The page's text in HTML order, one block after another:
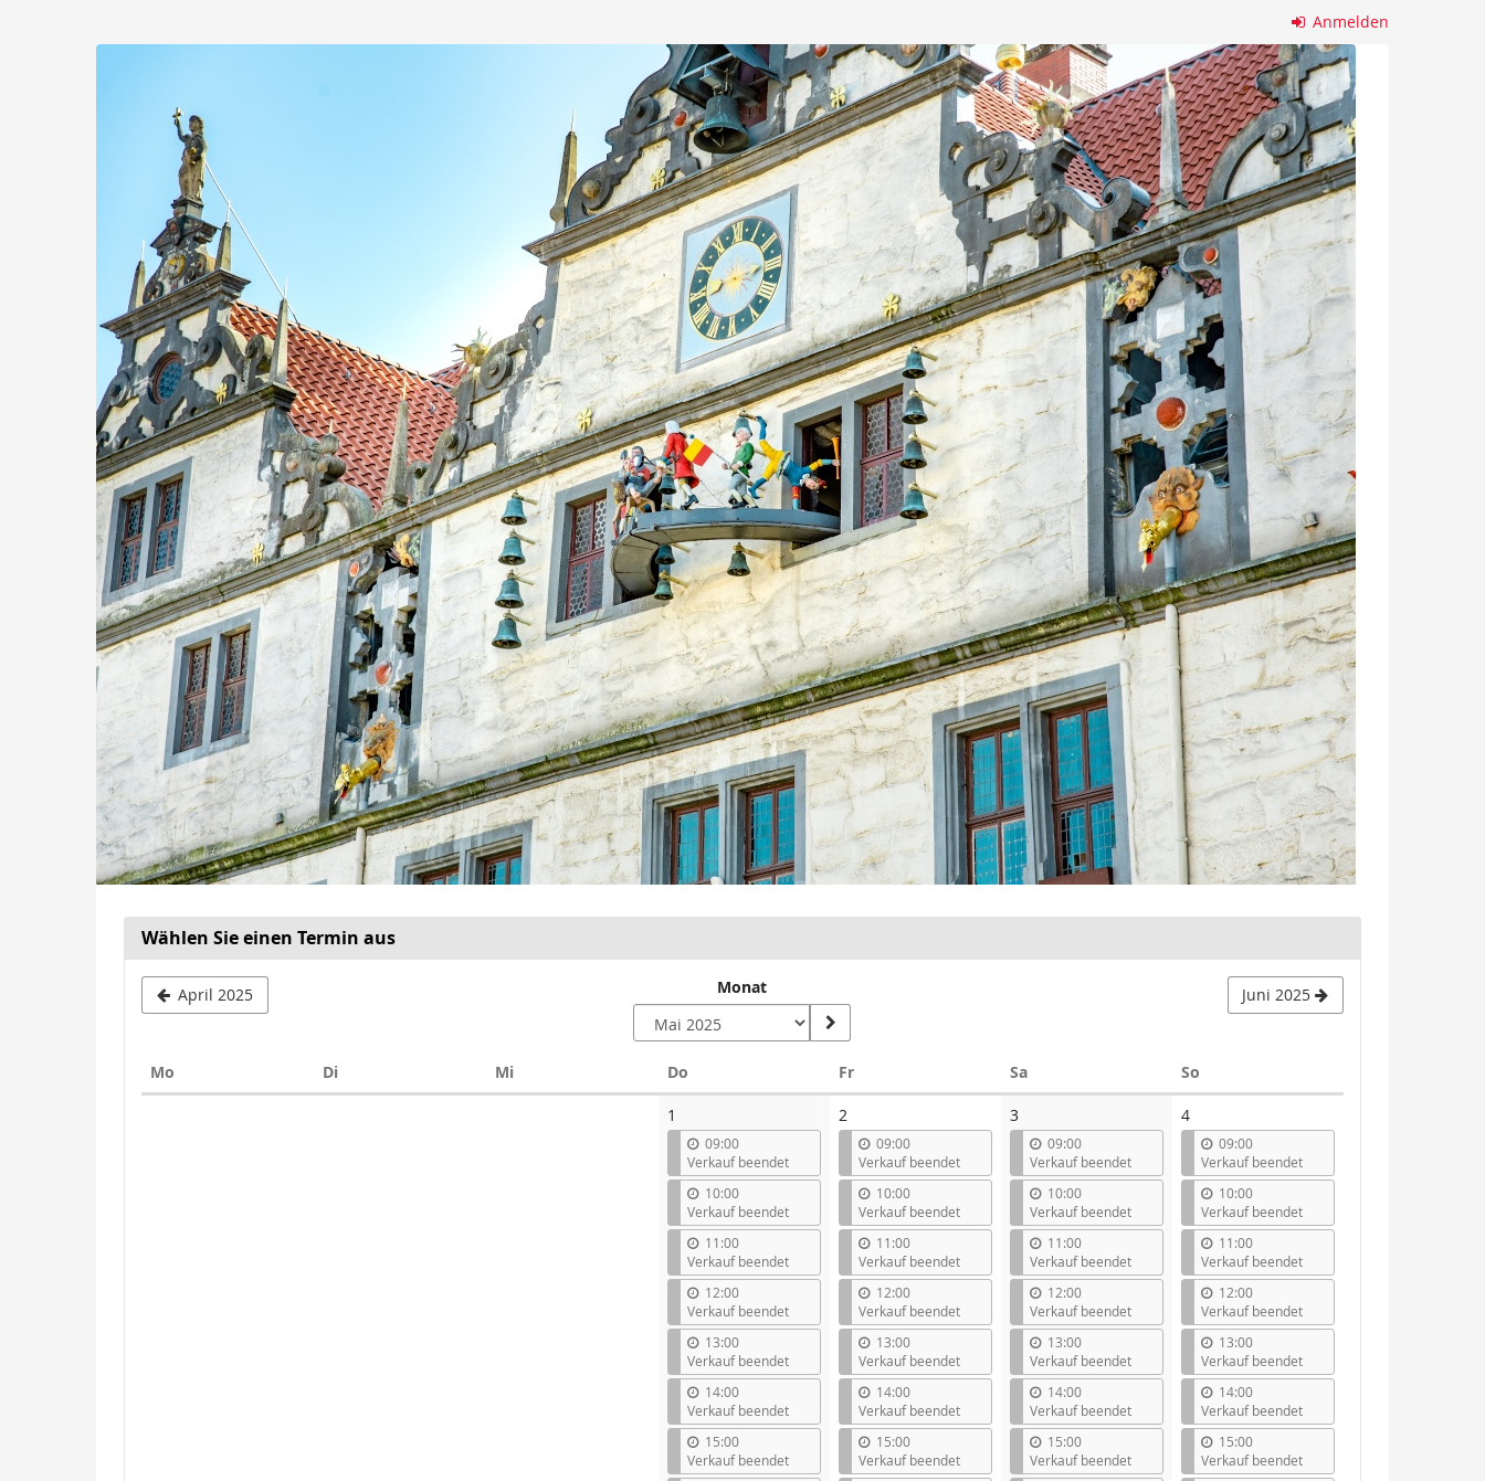
Anmelden
Wählen Sie einen Termin aus
April 2025 Monat Juni 2025
Mo DiDienstag MiMittwoch Do FrFreitag SaSamstag So
1
09:00
Verkauf beendet
10:00
Verkauf beendet
11:00
Verkauf beendet
12:00
Verkauf beendet
13:00
Verkauf beendet
14:00
Verkauf beendet
15:00
Verkauf beendet
2
09:00
Verkauf beendet
10:00
Verkauf beendet
11:00
Verkauf beendet
12:00
Verkauf beendet
13:00
Verkauf beendet
14:00
Verkauf beendet
15:00
Verkauf beendet
3
09:00
Verkauf beendet
10:00
Verkauf beendet
11:00
Verkauf beendet
12:00
Verkauf beendet
13:00
Verkauf beendet
14:00
Verkauf beendet
15:00
Verkauf beendet
4
09:00
Verkauf beendet
10:00
Verkauf beendet
11:00
Verkauf beendet
12:00
Verkauf beendet
13:00
Verkauf beendet
14:00
Verkauf beendet
15:00
Verkauf beendet